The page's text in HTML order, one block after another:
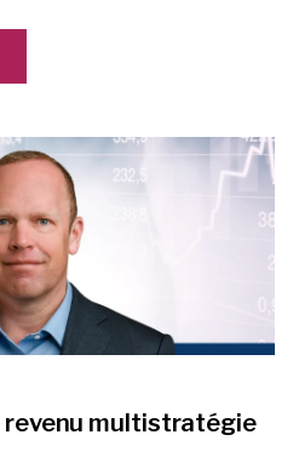
revenu multistratégie